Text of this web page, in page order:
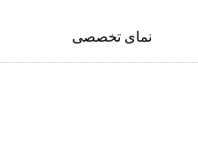
نمای تخصصی